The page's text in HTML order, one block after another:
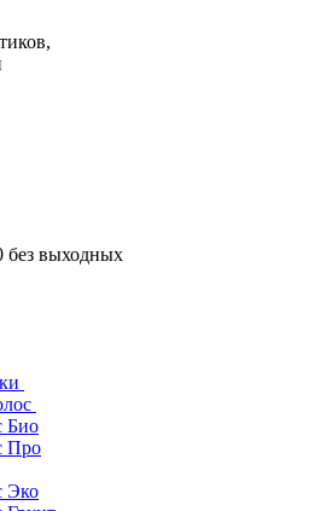
без выходных
Био
Про
Эко